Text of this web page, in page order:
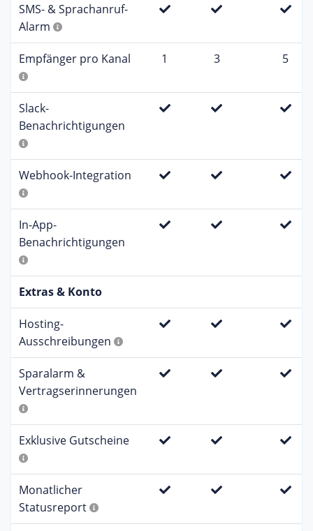
SMS- & Sprachanruf-
Alarm
Empfänger pro Kanal 1 3 5
Slack-
Benachrichtigungen
Webhook-Integration
In-App-
Benachrichtigungen
Extras & Konto
Hosting-
Ausschreibungen
Sparalarm &
Vertragserinnerungen
Exklusive Gutscheine
Monatlicher
Statusreport